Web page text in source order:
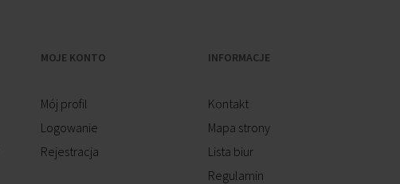
MOJE KONTO
Mój profil
Logowanie
Rejestracja
INFORMACJE
Kontakt
Mapa strony
Lista biur
Regulamin